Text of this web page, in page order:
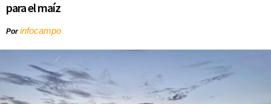
para el maíz
Porinfocampo